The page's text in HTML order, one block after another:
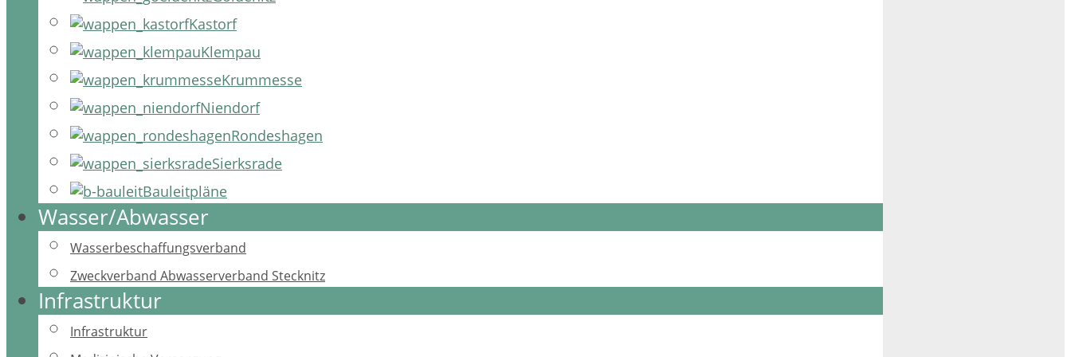
Kastorf
Klempau
Krummesse
Niendorf
Rondeshagen
Sierksrade
Bauleitpläne
Wasser/Abwasser
Wasserbeschaffungsverband
Zweckverband Abwasserverband Stecknitz
Infrastruktur
Infrastruktur